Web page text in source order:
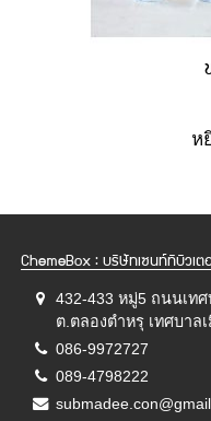
ห
ChemeBox : บริษัทเซนท์ทิบิวเต
432-433 หมู่5 ถนนเท
ต.ตลองตำหรุ เทศบาล
086-9972727
089-4798222